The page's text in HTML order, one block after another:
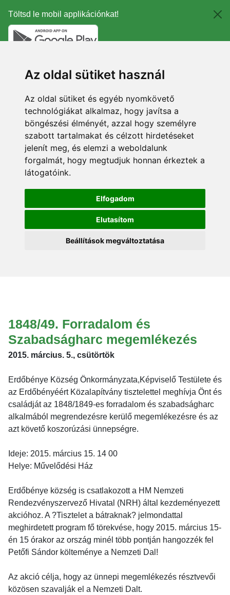
Töltsd le mobil applikációnkat!
Az oldal sütiket használ
Az oldal sütiket és egyéb nyomkövető
technológiákat alkalmaz, hogy javítsa a
böngészési élményét, azzal hogy személyre
szabott tartalmakat és célzott hirdetéseket
jelenít meg, és elemzi a weboldalunk
forgalmát, hogy megtudjuk honnan érkeztek a
látogatóink.
Elfogadom
Elutasítom
Beállítások megváltoztatása
1848/49. Forradalom és
Szabadságharc megemlékezés
2015. március. 5., csütörtök
Erdőbénye Község Önkormányzata,Képviselő Testülete és
az Erdőbényéért Közalapítvány tisztelettel meghívja Önt és
családját az 1848/1849-es forradalom és szabadságharc
alkalmából megrendezésre kerülő megemlékezésre és az
azt követő koszorúzási ünnepségre.
Ideje: 2015. március 15. 14 00
Helye: Művelődési Ház
Erdőbénye község is csatlakozott a HM Nemzeti
Rendezvényszervező Hivatal (NRH) által kezdeményezett
akcióhoz. A ?Tisztelet a bátraknak? jelmondattal
meghirdetett program fő törekvése, hogy 2015. március 15-
én 15 órakor az ország minél több pontján hangozzék fel
Petőfi Sándor költeménye a Nemzeti Dal!
Az akció célja, hogy az ünnepi megemlékezés résztvevői
közösen szavalják el a Nemzeti Dalt.